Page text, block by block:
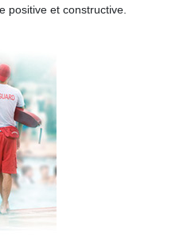
positive et constructive.